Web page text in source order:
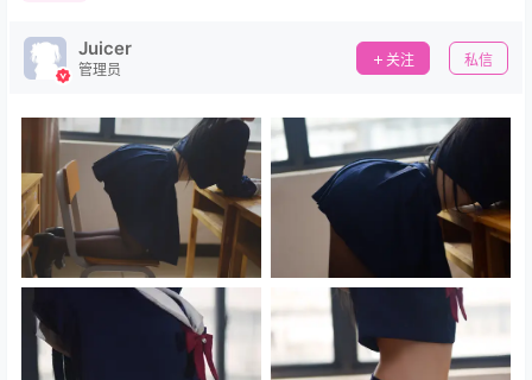
Juicer
管理员
关注 私信